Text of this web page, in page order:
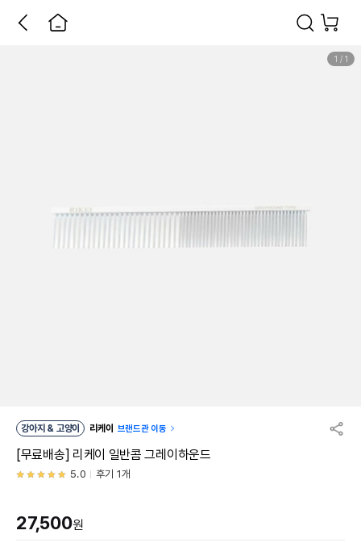
1 / 1
강아지 & 고양이 리케이 브랜드관 이동
[무료배송] 리케이 일반콤 그레이하운드
5.0 후기 1개
27,500원